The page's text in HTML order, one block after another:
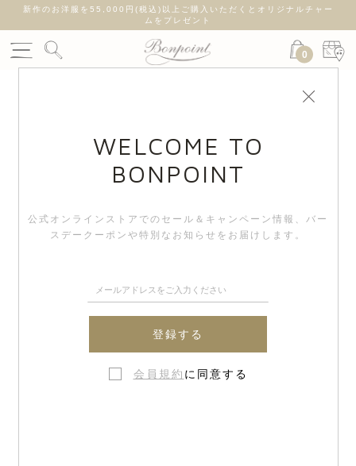
新作のお洋服を55,000円(税込)以上ご購入いただくとオリジナルチャー
ムをプレゼント
0
WELCOME TO
BONPOINT
公式オンラインストアでのセール＆キャンペーン情報、 バー
スデークーポンや特別なお知らせをお届けします。
登録する
会員規約 に同意する